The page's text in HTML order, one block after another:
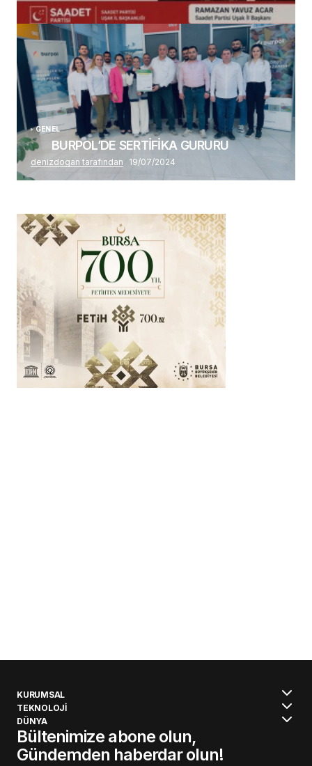
Alaattin Karahan tarafından 14/07/2026
GENEL
BURPOL’DE SERTİFİKA GURURU
denizdogan tarafından 19/07/2024
KURUMSAL
TEKNOLOJİ
DÜNYA
Bültenimize abone olun,
Gündemden haberdar olun!